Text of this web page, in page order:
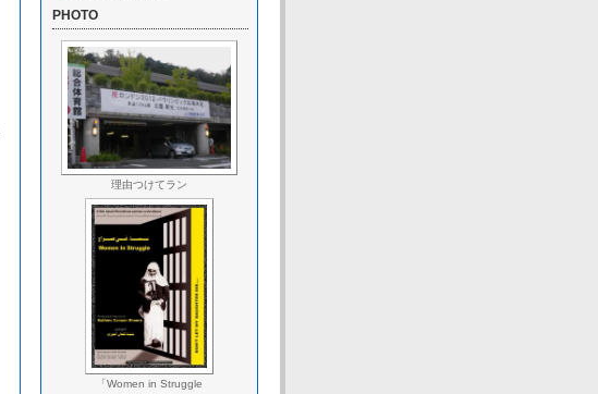
PHOTO
理由つけてラン
「Women in Struggle